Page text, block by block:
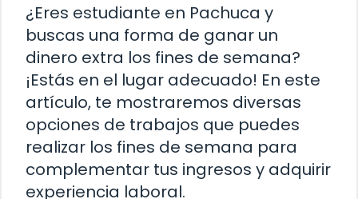
¿Eres estudiante en Pachuca y
buscas una forma de ganar un
dinero extra los fines de semana?
¡Estás en el lugar adecuado! En este
artículo, te mostraremos diversas
opciones de trabajos que puedes
realizar los fines de semana para
complementar tus ingresos y adquirir
experiencia laboral.